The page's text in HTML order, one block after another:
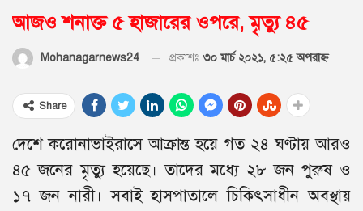
আজও শনাক্ত ৫ হাজারের ওপরে, মৃত্যু ৪৫
Mohanagarnews24 প্রকাশঃ ৩০ মার্চ ২০২১, ৫:২৫ অপরাহ্ণ
Share
দেশে করোনাভাইরাসে আক্রান্ত হয়ে গত ২৪ ঘণ্টায় আরও
৪৫ জনের মৃত্যু হয়েছে। তাদের মধ্যে ২৮ জন পুরুষ ও
১৭ জন নারী। সবাই হাসপাতালে চিকিৎসাধীন অবস্থায়